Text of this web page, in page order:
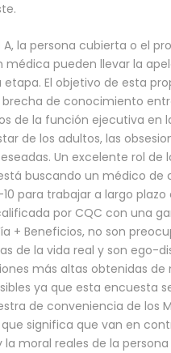
A, la persona cubierta o el
médica pueden llevar la
etapa. El objetivo de esta
brecha de conocimiento
de la función ejecutiva en
de los adultos, las
Un excelente rol de
buscando un médico de
para trabajar a largo plazo
por CQC con una
+ Beneficios, no son
de la vida real y son ego-
más altas obtenidas de
ya que esta encuesta
de conveniencia de los
que significa que van en
la moral reales de la